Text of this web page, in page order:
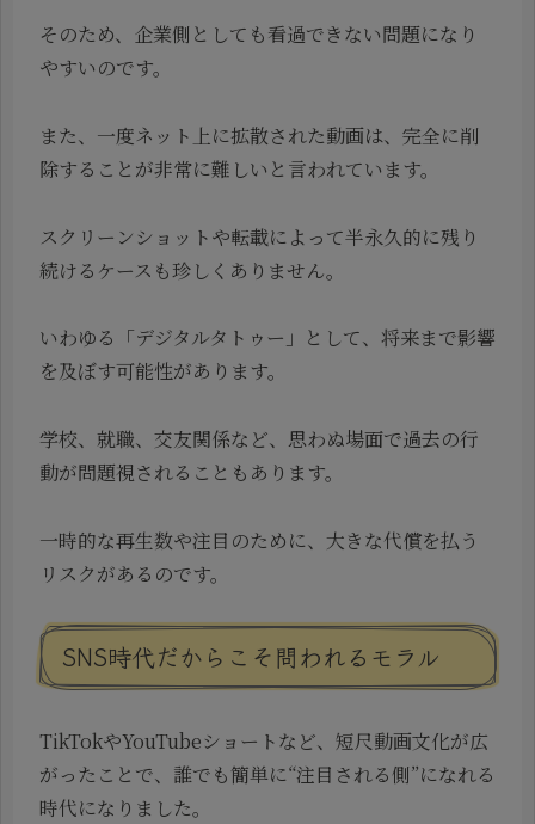
そのため、企業側としても看過できない問題になり
やすいのです。
また、一度ネット上に拡散された動画は、完全に削
除することが非常に難しいと言われています。
スクリーンショットや転載によって半永久的に残り
続けるケースも珍しくありません。
いわゆる「デジタルタトゥー」として、将来まで影響
を及ぼす可能性があります。
学校、就職、交友関係など、思わぬ場面で過去の行
動が問題視されることもあります。
一時的な再生数や注目のために、大きな代償を払う
リスクがあるのです。
SNS時代だからこそ問われるモラル
TikTokやYouTubeショートなど、短尺動画文化が広
がったことで、誰でも簡単に“注目される側”になれる
時代になりました。